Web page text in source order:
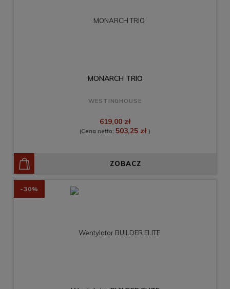
MONARCH TRIO
WESTINGHOUSE
619,00 zł
(Cena netto: 503,25 zł )
ZOBACZ
-30%